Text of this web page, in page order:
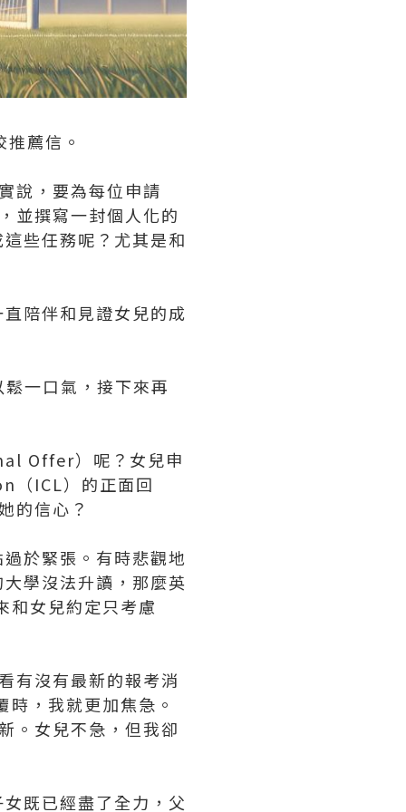
薦信。
說，要為每位申請
並撰寫一封個人化的
些任務呢？尤其是和
陪伴和見證女兒的成
一口氣，接下來再
Offer）呢？女兒申
（ICL）的正面回
的信心？
於緊張。有時悲觀地
學沒法升讀，那麼英
和女兒約定只考慮
有沒有最新的報考消
，我就更加焦急。
。女兒不急，但我卻
既已經盡了全力，父